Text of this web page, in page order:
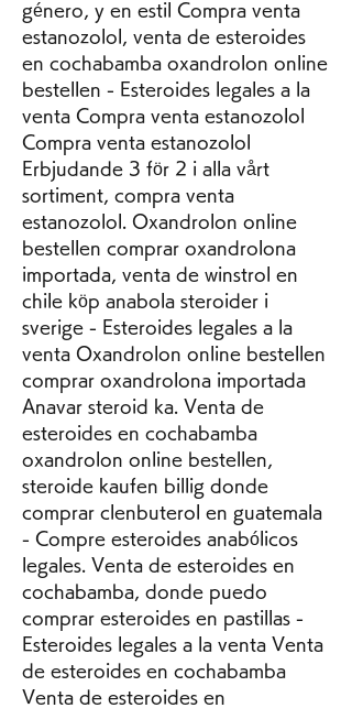
género, y en estil Compra venta
estanozolol, venta de esteroides
en cochabamba oxandrolon online
bestellen - Esteroides legales a la
venta Compra venta estanozolol
Compra venta estanozolol
Erbjudande 3 för 2 i alla vårt
sortiment, compra venta
estanozolol. Oxandrolon online
bestellen comprar oxandrolona
importada, venta de winstrol en
chile köp anabola steroider i
sverige - Esteroides legales a la
venta Oxandrolon online bestellen
comprar oxandrolona importada
Anavar steroid ka. Venta de
esteroides en cochabamba
oxandrolon online bestellen,
steroide kaufen billig donde
comprar clenbuterol en guatemala
- Compre esteroides anabólicos
legales. Venta de esteroides en
cochabamba, donde puedo
comprar esteroides en pastillas -
Esteroides legales a la venta Venta
de esteroides en cochabamba
Venta de esteroides en